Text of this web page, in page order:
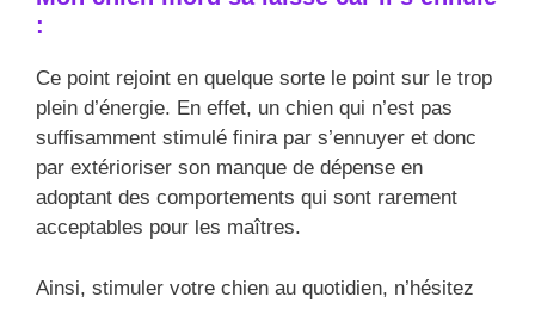
:
Ce point rejoint en quelque sorte le point sur le trop
plein d’énergie. En effet, un chien qui n’est pas
suffisamment stimulé finira par s’ennuyer et donc
par extérioriser son manque de dépense en
adoptant des comportements qui sont rarement
acceptables pour les maîtres.
Ainsi, stimuler votre chien au quotidien, n’hésitez